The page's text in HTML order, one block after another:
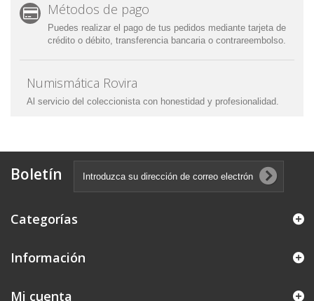
Métodos de pago
Puedes realizar el pago de tus pedidos mediante tarjeta de
crédito o débito, transferencia bancaria o contrareembolso.
Numismática Rovira
Al servicio del coleccionista con honestidad y profesionalidad.
las redes hasta el día de hoy.
Esperemos que les guste nuestra tienda, donde volcamos toda
nuestra energía y pasión a nuestro hobby y modo de vida.
situada en Manresa, en la Calle de Puigllançada, número 12
Boletín
Categorías
Información
Mi cuenta